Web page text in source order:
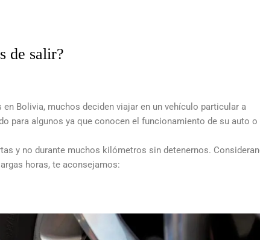
de salir?
Bolivia, muchos deciden viajar en un vehículo particular a
para algunos ya que conocen el funcionamiento de su auto o
y no durante muchos kilómetros sin detenernos.
horas, te aconsejamos: